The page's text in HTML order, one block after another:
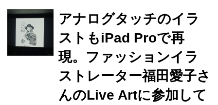
アナログタッチのイラ
ストもiPad Proで再
現。ファッションイラ
ストレーター福田愛子さ
んのLive Artに参加して